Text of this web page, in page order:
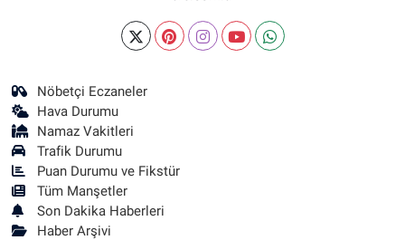
Nöbetçi Eczaneler
Hava Durumu
Namaz Vakitleri
Trafik Durumu
Puan Durumu ve Fikstür
Tüm Manşetler
Son Dakika Haberleri
Haber Arşivi